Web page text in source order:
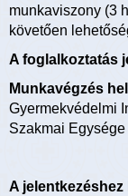
munkaviszony (3
követően
A foglalkoztatás
Munkavégzés
Gyermekvédelmi
Szakmai Egysége
A